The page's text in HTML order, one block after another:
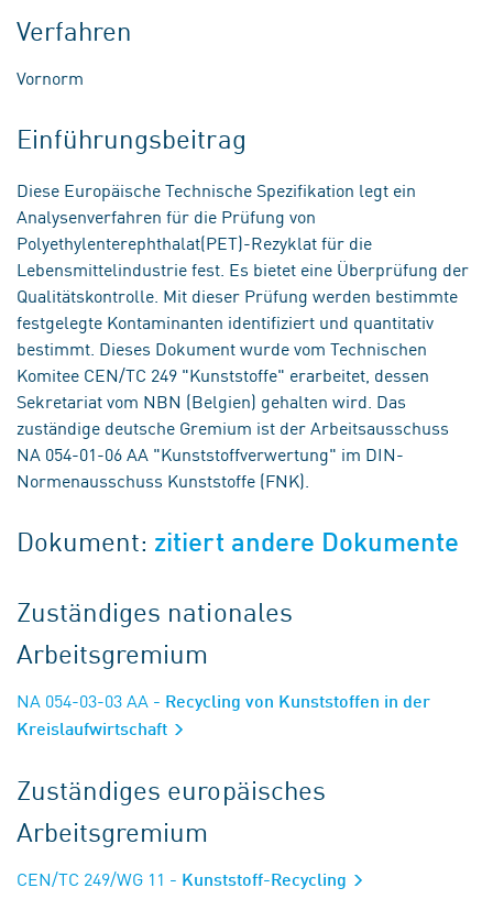
Verfahren
Vornorm
Einführungsbeitrag
Diese Europäische Technische Spezifikation legt ein
Analysenverfahren für die Prüfung von
Polyethylenterephthalat(PET)-Rezyklat für die
Lebensmittelindustrie fest. Es bietet eine Überprüfung der
Qualitätskontrolle. Mit dieser Prüfung werden bestimmte
festgelegte Kontaminanten identifiziert und quantitativ
bestimmt. Dieses Dokument wurde vom Technischen
Komitee CEN/TC 249 "Kunststoffe" erarbeitet, dessen
Sekretariat vom NBN (Belgien) gehalten wird. Das
zuständige deutsche Gremium ist der Arbeitsausschuss
NA 054-01-06 AA "Kunststoffverwertung" im DIN-
Normenausschuss Kunststoffe (FNK).
Dokument: zitiert andere Dokumente
Zuständiges nationales
Arbeitsgremium
NA 054-03-03 AA - Recycling von Kunststoffen in der
Kreislaufwirtschaft
Zuständiges europäisches
Arbeitsgremium
CEN/TC 249/WG 11 - Kunststoff-Recycling